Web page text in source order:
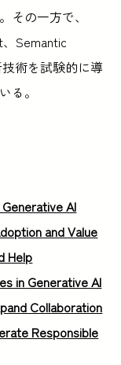
その一方で、
Semantic
術を試験的に導
る。
AI
and Value
Help
in Generative AI
Collaboration
Responsible